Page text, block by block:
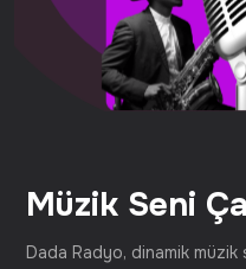
Müzik Seni
Dada Radyo, dinamik